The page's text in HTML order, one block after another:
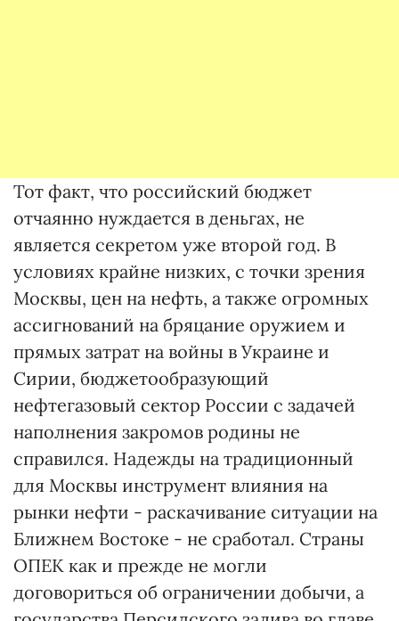
Тот факт, что российский бюджет
отчаянно нуждается в деньгах, не
является секретом уже второй год. В
условиях крайне низких, с точки зрения
Москвы, цен на нефть, а также огромных
ассигнований на бряцание оружием и
прямых затрат на войны в Украине и
Сирии, бюджетообразующий
нефтегазовый сектор России с задачей
наполнения закромов родины не
справился. Надежды на традиционный
для Москвы инструмент влияния на
рынки нефти - раскачивание ситуации на
Ближнем Востоке - не сработал. Страны
ОПЕК как и прежде не могли
договориться об ограничении добычи, а